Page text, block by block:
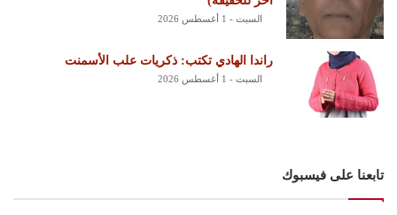
السبت - 1 أغسطس 2026
راندا الهادي تكتب: ذكريات علب الأسمنت
السبت - 1 أغسطس 2026
تابعنا على فيسبوك